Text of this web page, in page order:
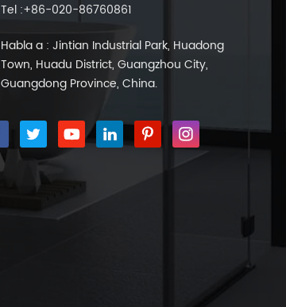
Tel :+86-020-86760861
Habla a : Jintian Industrial Park, Huadong
Town, Huadu District, Guangzhou City,
Guangdong Province, China.